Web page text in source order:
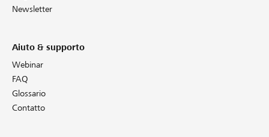
Newsletter
Aiuto & supporto
Webinar
FAQ
Glossario
Contatto